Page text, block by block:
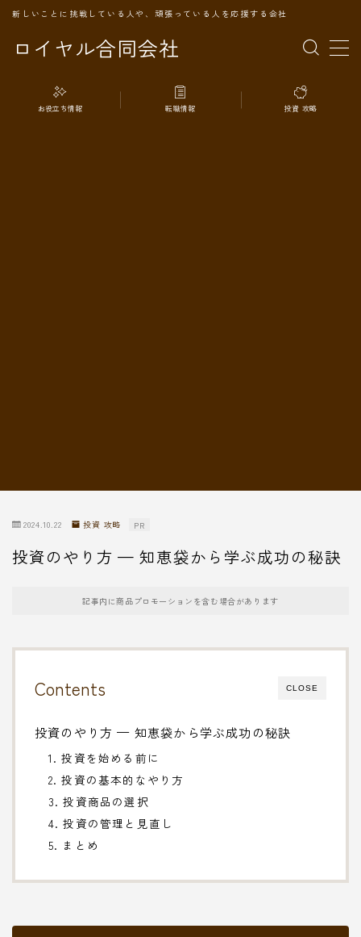
ロイヤル合同会社
新しいことに挑戦している人や、頑張っている人を応援する会社
MENU
TOPページ
お役立ち情報 転職情報 投資 攻略
2024.10.22 投資 攻略 PR
投資のやり方 — 知恵袋から学ぶ成功の秘訣
記事内に商品プロモーションを含む場合があります
CLOSE
Contents
投資のやり方 — 知恵袋から学ぶ成功の秘訣
1. 投資を始める前に
2. 投資の基本的なやり方
3. 投資商品の選択
4. 投資の管理と見直し
5. まとめ